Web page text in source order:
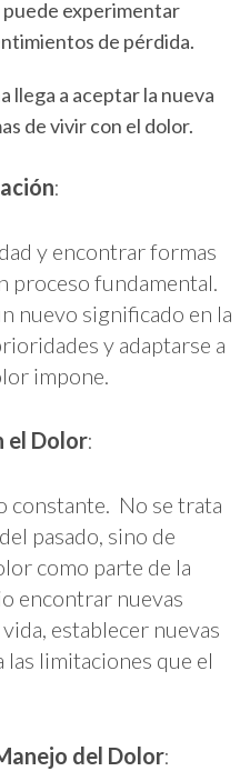
puede experimentar
de pérdida.
llega a aceptar la nueva
de vivir con el dolor.
:
y encontrar formas
proceso fundamental.
nuevo significado en la
y adaptarse a
impone.
el Dolor:
constante. No se trata
pasado, sino de
como parte de la
encontrar nuevas
establecer nuevas
las limitaciones que el
del Dolor: